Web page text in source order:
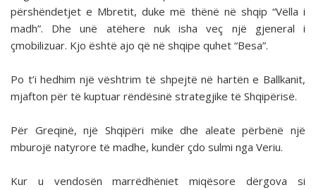
përshëndetjet e Mbretit, duke më thënë në shqip “Vëlla i
madh”. Dhe unë atëhere nuk isha veç një gjeneral i
çmobilizuar. Kjo është ajo që në shqipe quhet “Besa”.
Po t’i hedhim një vështrim të shpejtë në hartën e Ballkanit,
mjafton për të kuptuar rëndësinë strategjike të Shqipërisë.
Për Greqinë, një Shqipëri mike dhe aleate përbënë një
mburojë natyrore të madhe, kundër çdo sulmi nga Veriu.
Kur u vendosën marrëdhëniet miqësore dërgova si